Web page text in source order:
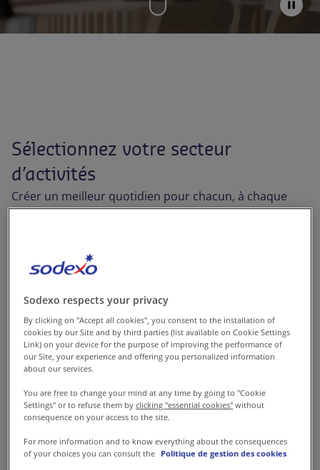
Entreprise
Ecoles &
Universités
Santé
Médico-
social
Défense
Administration
pénitentiaire
Sélectionnez votre secteur
d’activités
Créer un meilleur quotidien pour chacun, à chaque
solutions de restauration et de facility management
faites pour vous.
Sodexo respects your privacy
By clicking on "Accept all cookies", you consent to the installation of
cookies by our Site and by third parties (list available on Cookie Settings
Link) on your device for the purpose of improving the performance of
our Site, your experience and offering you personalized information
about our services.
You are free to change your mind at any time by going to "Cookie
Settings" or to refuse them byclicking "essential cookies" without
consequence on your access to the site.
For more information and to know everything about the consequences
of your choices you can consult the Politique de gestion des cookies